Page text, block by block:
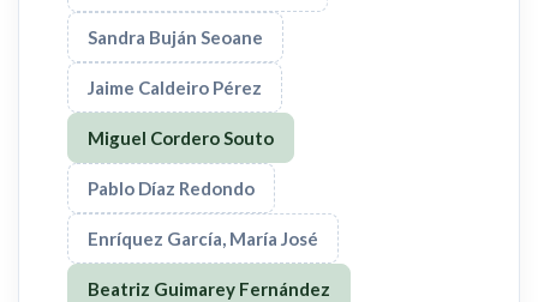
Sandra Buján Seoane
Jaime Caldeiro Pérez
Miguel Cordero Souto
Pablo Díaz Redondo
Enríquez García, María José
Beatriz Guimarey Fernández